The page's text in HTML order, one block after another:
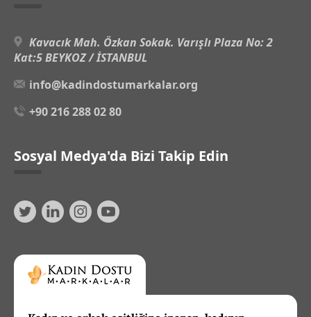
Kavacık Mah. Özkan Sokak. Varışlı Plaza No: 2
Kat:5 BEYKOZ / İSTANBUL
info@kadindostumarkalar.org
+90 216 288 02 80
Sosyal Medya'da Bizi Takip Edin